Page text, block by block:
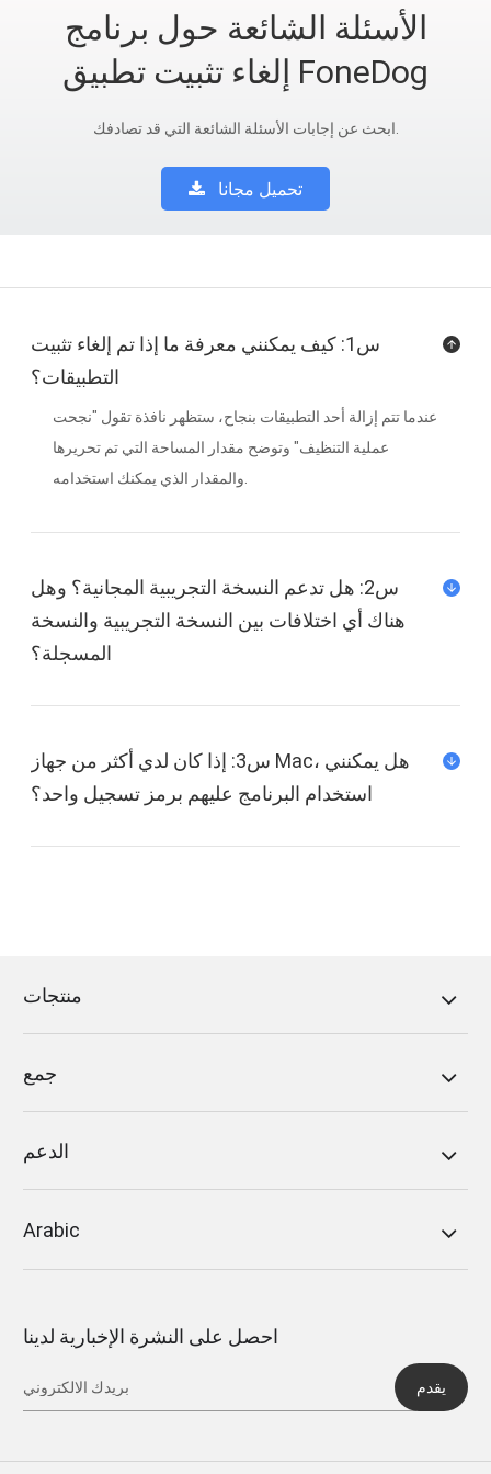
الأسئلة الشائعة حول برنامج
إلغاء تثبيت تطبيق FoneDog
تحميل مجانا
س1: كيف يمكنني معرفة ما إذا تم إلغاء تثبيت
التطبيقات؟
عندما تتم إزالة أحد التطبيقات بنجاح، ستظهر نافذة تقول "نجحت
عملية التنظيف" وتوضح مقدار المساحة التي تم تحريرها
س2: هل تدعم النسخة التجريبية المجانية؟ وهل
هناك أي اختلافات بين النسخة التجريبية والنسخة
المسجلة؟
س3: إذا كان لدي أكثر من جهاز Mac، هل يمكنني
استخدام البرنامج عليهم برمز تسجيل واحد؟
منتجات
جمع
الدعم
Arabic
احصل على النشرة الإخبارية لدينا
يقدم